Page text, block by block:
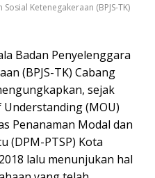
Ketenegakeraan (BPJS-TK)
Badan Penyelenggara
(BPJS-TK) Cabang
sejak
(MOU)
Penanaman Modal dan
(DPM-PTSP) Kota
lalu menunjukan hal